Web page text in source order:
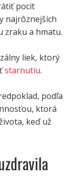
pocit
najrôznejších
zraku a hmatu.
liek, ktorý
starnutiu.
podľa
ktorá
keď už